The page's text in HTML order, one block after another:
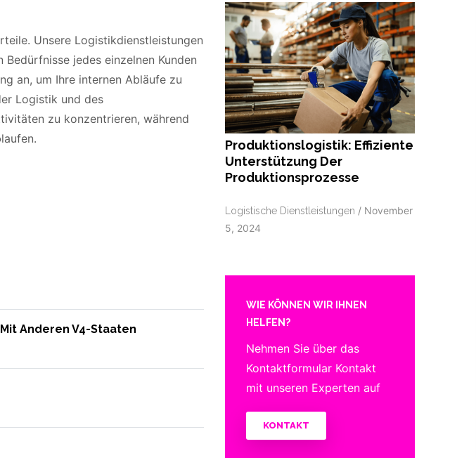
Unsere Logistikdienstleistungen
jedes einzelnen Kunden
an, um Ihre internen Abläufe zu
Logistik und des
zu konzentrieren, während
Anderen V4-Staaten
Produktionslogistik: Effiziente
Unterstützung Der
Produktionsprozesse
Logistische Dienstleistungen / November
5, 2024
WIE KÖNNEN WIR IHNEN
HELFEN?
Nehmen Sie über das
Kontaktformular Kontakt
mit unseren Experten auf
KONTAKT